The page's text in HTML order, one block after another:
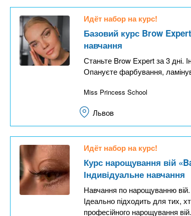
Идёт набор на курс!
Базовий курс Brow
навчання
Станьте Brow Expert за 3 дні.
Опануєте фарбування,
Miss Princess School
Львов
Идёт набор на курс!
Курс нарощування вій
Індивідуальне навчання
Навчання по нарощуванню
Ідеально підходить для тих,
професійного нарощування вій.